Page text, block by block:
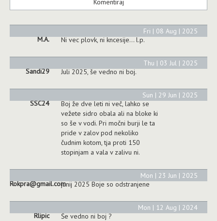
M.A. Ni vec plovk, ni kncesije... l.p.
Fri | 08 Aug | 2025
Sandi29 Juli 2025, še vedno ni boj.
Thu | 03 Jul | 2025
SSC24
Boj že dve leti ni več, lahko se
vežete sidro obala ali na bloke ki
so še v vodi. Pri močni burji le ta
pride v zalov pod nekoliko
čudnim kotom, tja proti 150
stopinjam a vala v zalivu ni.
Sun | 29 Jun | 2025
Rokpra@gmail.comjunij 2025 Boje so odstranjene
Mon | 23 Jun | 2025
Rlipic Še vedno ni boj ?
Mon | 12 Aug | 2024